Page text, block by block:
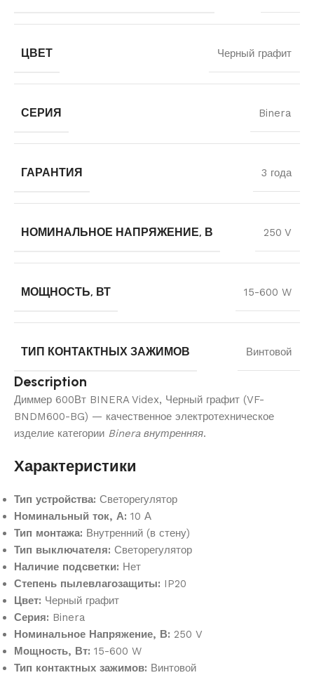
ЦВЕТ Черный графит
СЕРИЯ Binera
ГАРАНТИЯ 3 года
НОМИНАЛЬНОЕ НАПРЯЖЕНИЕ, В 250 V
МОЩНОСТЬ, ВТ 15-600 W
ТИП КОНТАКТНЫХ ЗАЖИМОВ Винтовой
Description
Диммер 600Вт BINERA Videx, Черный графит (VF-
BNDM600-BG) — качественное электротехническое
изделие категории Binera внутренняя.
Характеристики
Тип устройства: Светорегулятор
Номинальный ток, А: 10 А
Тип монтажа: Внутренний (в стену)
Тип выключателя: Светорегулятор
Наличие подсветки: Нет
Степень пылевлагозащиты: IP20
Цвет: Черный графит
Серия: Binera
Номинальное Напряжение, В: 250 V
Мощность, Вт: 15-600 W
Тип контактных зажимов: Винтовой